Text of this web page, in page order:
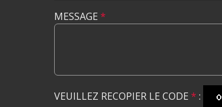
MESSAGE *
VEUILLEZ RECOPIER LE CODE * :